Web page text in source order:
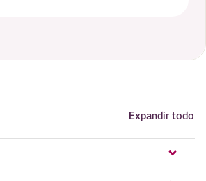
Expandir todo